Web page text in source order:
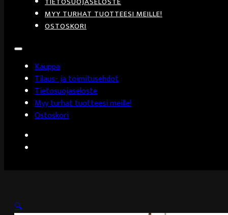
MYY TURHAT TUOTTEESI MEILLE!
OSTOSKORI
Kauppa
Tilaus- ja toimitusehdot
Tietosuojaseloste
Myy turhat tuotteesi meille!
Ostoskori
🔍